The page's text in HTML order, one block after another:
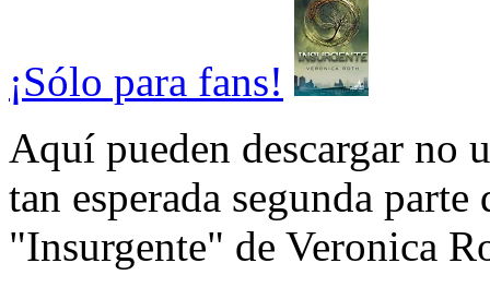
¡Sólo para fans!
Aquí pueden descargar no
tan esperada segunda
"Insurgente" de Veronica